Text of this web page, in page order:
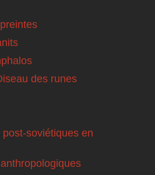
des runes
soviétiques en